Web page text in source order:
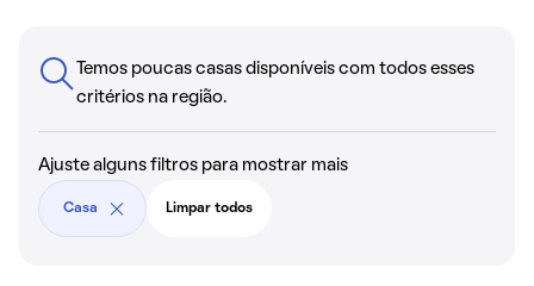
Temos poucas casas disponíveis com todos esses
critérios na região.
Ajuste alguns filtros para mostrar mais
Casa Limpar todos